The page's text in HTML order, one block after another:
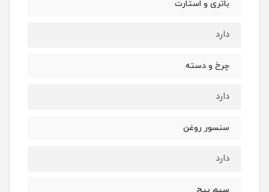
باتری و استارت
دارد
چرخ و دسته
دارد
سنسور روغن
دارد